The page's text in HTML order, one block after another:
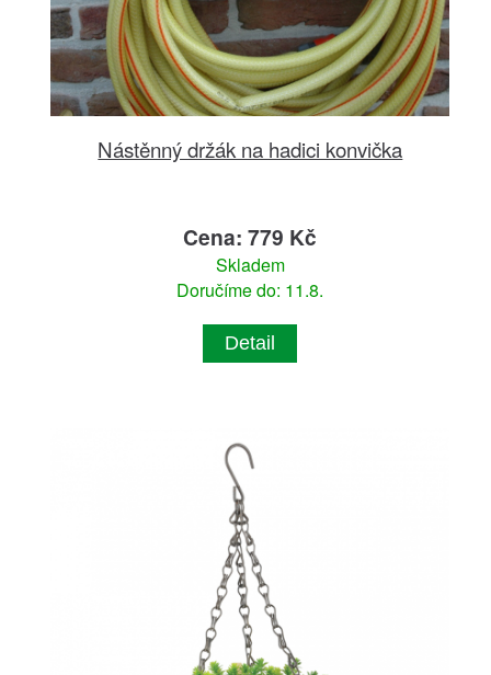
Nástěnný držák na hadici konvička
Cena: 779 Kč
Skladem
Doručíme do: 11.8.
Detail